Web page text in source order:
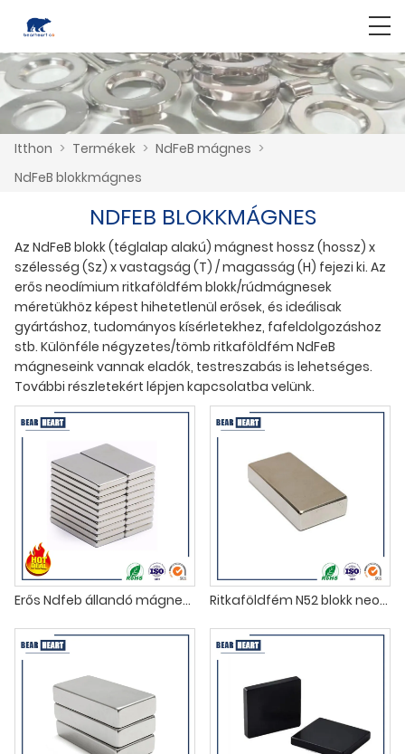
Itthon > Termékek > NdFeB mágnes >
NdFeB blokkmágnes
NDFEB BLOKKMÁGNES
Az NdFeB blokk (téglalap alakú) mágnest hossz (hossz) x
szélesség (Sz) x vastagság (T) / magasság (H) fejezi ki. Az
erős neodímium ritkaföldfém blokk/rúdmágnesek
méretükhöz képest hihetetlenül erősek, és ideálisak
gyártáshoz, tudományos kísérletekhez, fafeldolgozáshoz
stb. Különféle négyzetes/tömb ritkaföldfém NdFeB
mágneseink vannak eladók, testreszabás is lehetséges.
További részletekért lépjen kapcsolatba velünk.
Erős Ndfeb állandó mágneses blokkok Ritkaföldfém N52 blokk neodímium mágnes